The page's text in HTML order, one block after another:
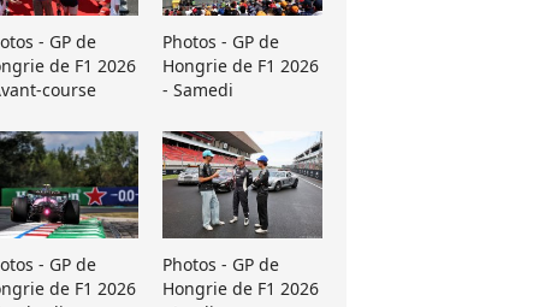
- GP de
de F1 2026
course
Photos - GP de
Hongrie de F1 2026
- Samedi
- GP de
de F1 2026
Photos - GP de
Hongrie de F1 2026